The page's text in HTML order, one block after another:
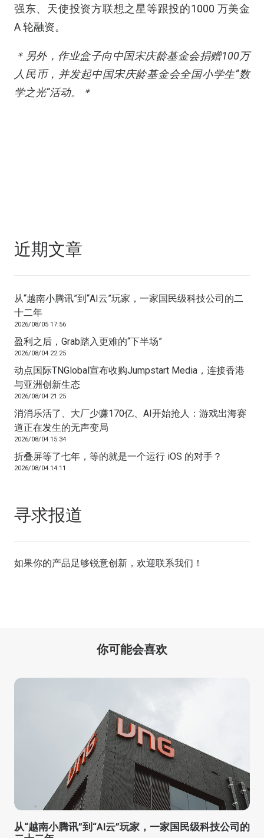
强东、天使投资方联想之星等跟投的1000 万美金
A 轮融资。
＊另外，作业盒子向中国宋庆龄基金会捐赠100万
人民币，并发起中国宋庆龄基金会全国小学生”数
学之光“活动。＊
近期文章
从“越南小腾讯”到“AI云”玩家，一家国民级科技公司的二
十二年
2026/08/05 17:56
盈利之后，Grab踏入更难的“下半场”
2026/08/04 22:25
动点国际TNGlobal宣布收购Jumpstart Media，连接香港
与亚洲创新生态
2026/08/04 21:25
消消乐活了、大厂少赚170亿、AI开始抢人：游戏出海赛
道正在发生的无声变局
2026/08/04 15:34
折叠屏等了七年，等的就是一个运行 iOS 的对手？
2026/08/04 14:11
寻求报道
如果你的产品足够锐意创新，欢迎联系我们 ！
你可能会喜欢
从“越南小腾讯”到“AI云”玩家，一家国民级科技公司的